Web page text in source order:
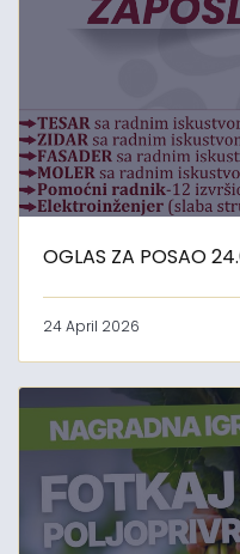
OGLAS ZA POSAO
24 April 2026